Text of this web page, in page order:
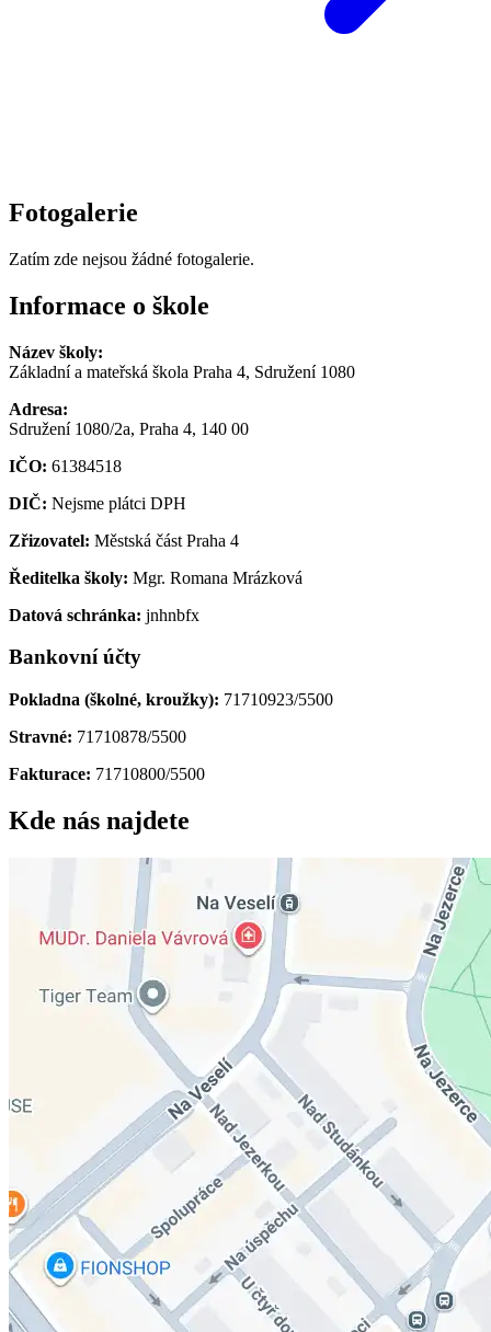
Fotogalerie
Zatím zde nejsou žádné fotogalerie.
Informace o škole
Název školy:
Základní a mateřská škola Praha 4, Sdružení 1080
Adresa:
Sdružení 1080/2a, Praha 4, 140 00
IČO: 61384518
DIČ: Nejsme plátci DPH
Zřizovatel: Městská část Praha 4
Ředitelka školy: Mgr. Romana Mrázková
Datová schránka: jnhnbfx
Bankovní účty
Pokladna (školné, kroužky): 71710923/5500
Stravné: 71710878/5500
Fakturace: 71710800/5500
Kde nás najdete